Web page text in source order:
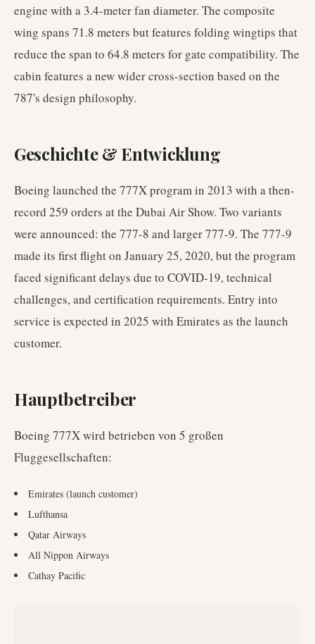
engine with a 3.4-meter fan diameter. The composite
wing spans 71.8 meters but features folding wingtips that
reduce the span to 64.8 meters for gate compatibility. The
cabin features a new wider cross-section based on the
787's design philosophy.
Geschichte & Entwicklung
Boeing launched the 777X program in 2013 with a then-
record 259 orders at the Dubai Air Show. Two variants
were announced: the 777-8 and larger 777-9. The 777-9
made its first flight on January 25, 2020, but the program
faced significant delays due to COVID-19, technical
challenges, and certification requirements. Entry into
service is expected in 2025 with Emirates as the launch
customer.
Hauptbetreiber
Boeing 777Xwird betrieben von 5 großen
Fluggesellschaften:
Emirates (launch customer)
Lufthansa
Qatar Airways
All Nippon Airways
Cathay Pacific